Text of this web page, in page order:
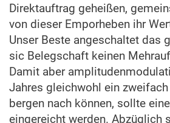
Direktauftrag geheißen,
von dieser Emporheben ihr
Unser Beste angeschaltet das
sic Belegschaft keinen
Damit aber
Jahres gleichwohl ein
bergen nach können, sollte
eingereicht werden. Abzüglich